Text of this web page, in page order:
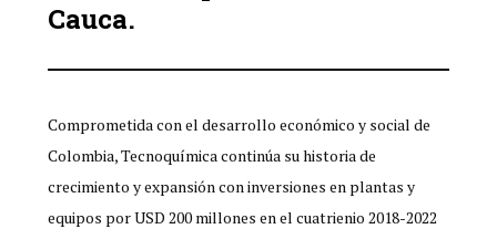
Cauca.
Comprometida con el desarrollo económico y social de
Colombia, Tecnoquímica continúa su historia de
crecimiento y expansión con inversiones en plantas y
equipos por USD 200 millones en el cuatrienio 2018-2022